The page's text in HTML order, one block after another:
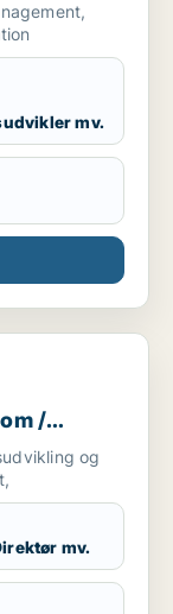
mv.
/ økonom /
/
og
mv.